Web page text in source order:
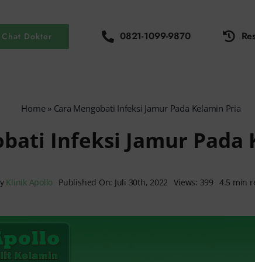
Chat Dokter 0821-1099-9870
Home» Cara Mengobati Infeksi Jamur Pada Kelamin Pria
Infeksi Jamur Pada
Klinik Apollo Published On: Juli 30th, 2022 Views: 399 4.5 min